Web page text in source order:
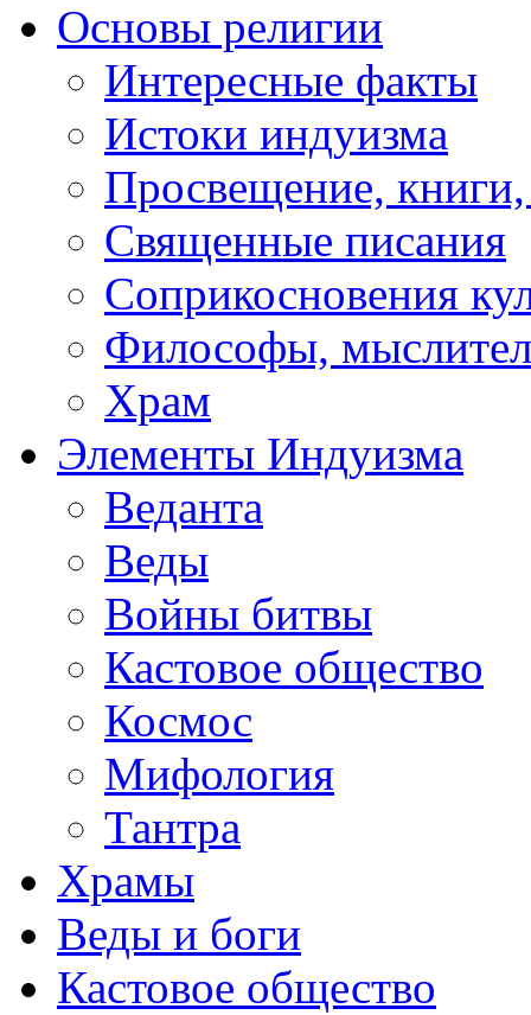
Основы религии
Интересные факты
Истоки индуизма
Просвещение, книги,
Священные писания
Соприкосновения
Философы,
Храм
Элементы Индуизма
Веданта
Веды
Войны битвы
Кастовое общество
Космос
Мифология
Тантра
Храмы
Веды и боги
Кастовое общество